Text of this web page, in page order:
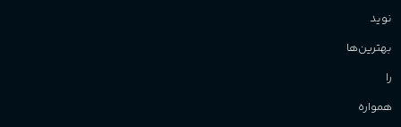
نوید
بهترین‌ها
را
همواره